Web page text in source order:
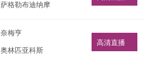
萨格勒布迪纳摩
奈梅亨
奥林匹亚科斯
高清直播